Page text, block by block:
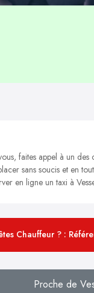
faites appel à un des
sans soucis et en
en ligne un taxi à
Chauffeur ? :
Proche de